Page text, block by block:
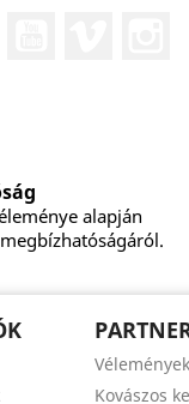
alapján
Vélemények
Kovászos